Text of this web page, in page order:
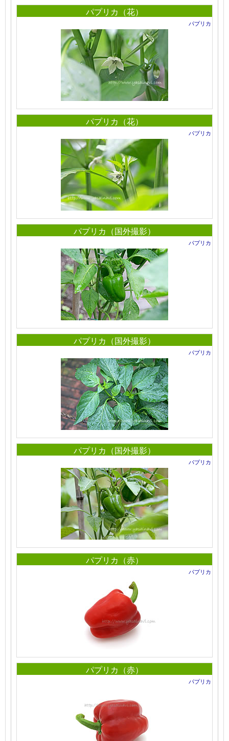
パプリカ（花）
パプリカ
パプリカ（花）
パプリカ
パプリカ（国外撮影）
パプリカ
パプリカ（国外撮影）
パプリカ
パプリカ（国外撮影）
パプリカ
パプリカ（赤）
パプリカ
パプリカ（赤）
パプリカ